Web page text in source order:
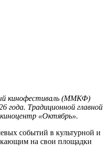
кинофестиваль (ММКФ)
года. Традиционной главной
«Октябрь».
событий в культурной и
на свои площадки